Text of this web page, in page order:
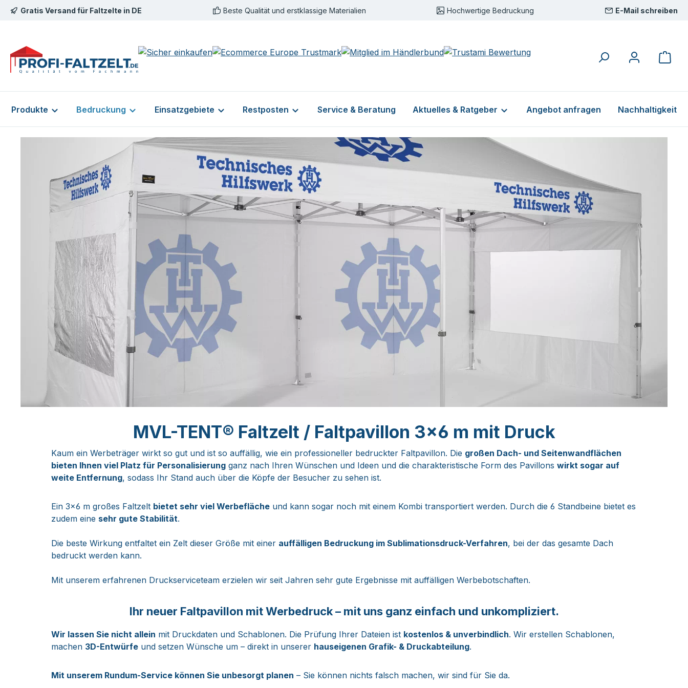
Hauptinhalt springen
Zur Suche springen
Zur Hauptnavigation springen
Gratis Versand für Faltzelte in DE Beste Qualität und erstklassige Materialien Hochwertige Bedruckung E-Mail schreiben
Produkte Bedruckung Einsatzgebiete Restposten Service & Beratung Aktuelles & Ratgeber Angebot anfragen Nachhaltigkeit
MVL-TENT® Faltzelt / Faltpavillon 3×6 m mit Druck
Kaum ein Werbeträger wirkt so gut und ist so auffällig, wie ein professioneller bedruckter Faltpavillon. Die großen Dach- und Seitenwandflächen
bieten Ihnen viel Platz für Personalisierung ganz nach Ihren Wünschen und Ideen und die charakteristische Form des Pavillons wirkt sogar auf
weite Entfernung, sodass Ihr Stand auch über die Köpfe der Besucher zu sehen ist.
Ein 3×6 m großes Faltzelt bietet sehr viel Werbefläche und kann sogar noch mit einem Kombi transportiert werden. Durch die 6 Standbeine bietet es
zudem eine sehr gute Stabilität.
Die beste Wirkung entfaltet ein Zelt dieser Größe mit einer auffälligen Bedruckung im Sublimationsdruck-Verfahren, bei der das gesamte Dach
bedruckt werden kann.
Mit unserem erfahrenen Druckserviceteam erzielen wir seit Jahren sehr gute Ergebnisse mit auffälligen Werbebotschaften.
Ihr neuer Faltpavillon mit Werbedruck – mit uns ganz einfach und unkompliziert.
Wir lassen Sie nicht allein mit Druckdaten und Schablonen. Die Prüfung Ihrer Dateien ist kostenlos & unverbindlich. Wir erstellen Schablonen,
machen 3D-Entwürfe und setzen Wünsche um – direkt in unserer hauseigenen Grafik- & Druckabteilung.
Mit unserem Rundum-Service können Sie unbesorgt planen – Sie können nichts falsch machen, wir sind für Sie da.